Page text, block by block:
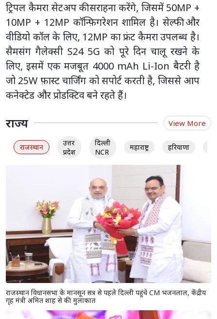
ट्रिपल कैमरा सेटअप की सराहना करेंगे, जिसमें 50MP +
10MP + 12MP कॉन्फ़िगरेशन शामिल है। सेल्फी और
वीडियो कॉल के लिए, 12MP का फ्रंट कैमरा उपलब्ध है।
सैमसंग गैलेक्सी S24 5G को पूरे दिन चालू रखने के
लिए, इसमें एक मजबूत 4000 mAh Li-Ion बैटरी है
जो 25W फ़ास्ट चार्जिंग को सपोर्ट करती है, जिससे आप
कनेक्टेड और प्रोडक्टिव बने रहते हैं।
राज्य View More
राजस्थान
उत्तर
प्रदेश
दिल्ली
NCR
महाराष्ट्र हरियाणा
राजस्थान विधानसभा के मानसून सत्र से पहले दिल्ली पहुंचे CM भजनलाल, केंद्रीय
गृह मंत्री अमित शाह से की मुलाकात